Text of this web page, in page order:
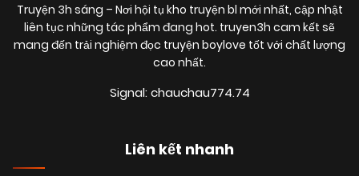
Truyện 3h sáng – Nơi hội tụ kho truyện bl mới nhất, cập nhật
liên tục những tác phẩm đang hot. truyen3h cam kết sẽ
mang đến trải nghiệm đọc truyện boylove tốt với chất lượng
cao nhất.
Signal: chauchau774.74
Liên kết nhanh